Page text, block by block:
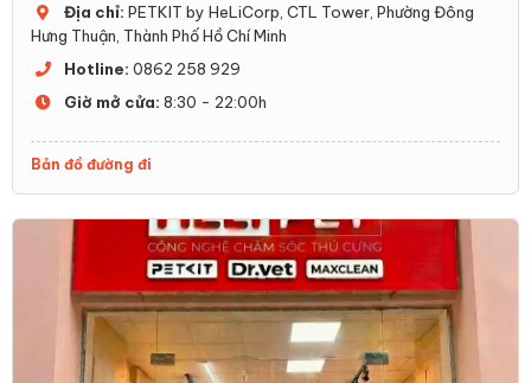
Địa chỉ: PETKIT by HeLiCorp, CTL Tower, Phường Đông
Hưng Thuận, Thành Phố Hồ Chí Minh
Hotline: 0862 258 929
Giờ mở cửa: 8:30 - 22:00h
Bản đồ đường đi